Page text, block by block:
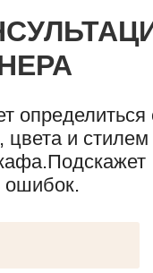
определиться
и стилем
ошибок.